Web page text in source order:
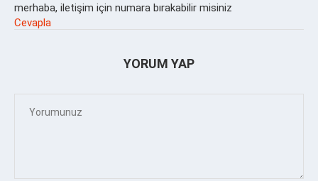
merhaba, iletişim için numara bırakabilir misiniz
Cevapla
YORUM YAP